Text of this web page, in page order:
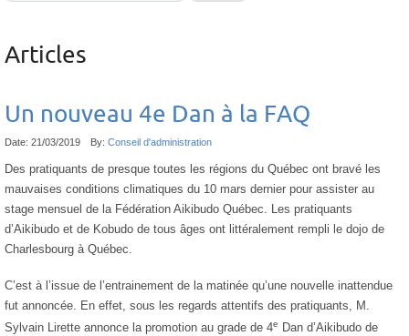
Articles
Un nouveau 4e Dan à la FAQ
Date: 21/03/2019 By: Conseil d'administration
Des pratiquants de presque toutes les régions du Québec ont bravé les
mauvaises conditions climatiques du 10 mars dernier pour assister au
stage mensuel de la Fédération Aikibudo Québec. Les pratiquants
d’Aikibudo et de Kobudo de tous âges ont littéralement rempli le dojo de
Charlesbourg à Québec.
C’est à l’issue de l’entrainement de la matinée qu’une nouvelle inattendue
fut annoncée. En effet, sous les regards attentifs des pratiquants, M.
Sylvain Lirette annonce la promotion au grade de 4e
Dan d’Aikibudo de